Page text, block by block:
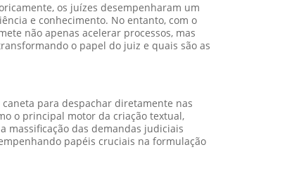
os juízes desempenharam um
e conhecimento. No entanto, com o
não apenas acelerar processos, mas
o papel do juiz e quais são as
para despachar diretamente nas
o principal motor da criação textual,
massificação das demandas judiciais
papéis cruciais na formulação